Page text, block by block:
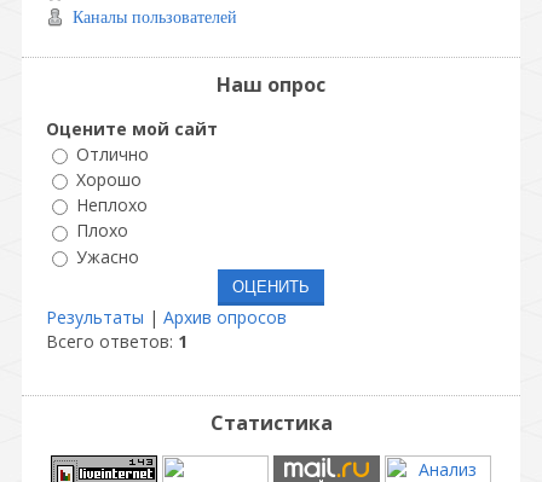
Каналы пользователей
Наш опрос
Оцените мой сайт
Отлично
Хорошо
Неплохо
Плохо
Ужасно
Результаты | Архив опросов
Всего ответов: 1
Статистика